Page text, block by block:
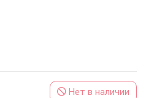
Нет в наличии